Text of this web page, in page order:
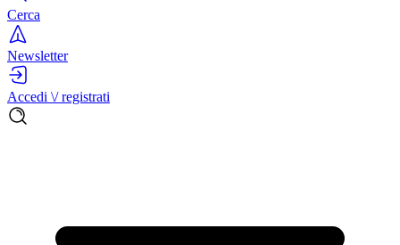
Cerca
Newsletter
Accedi \/ registrati